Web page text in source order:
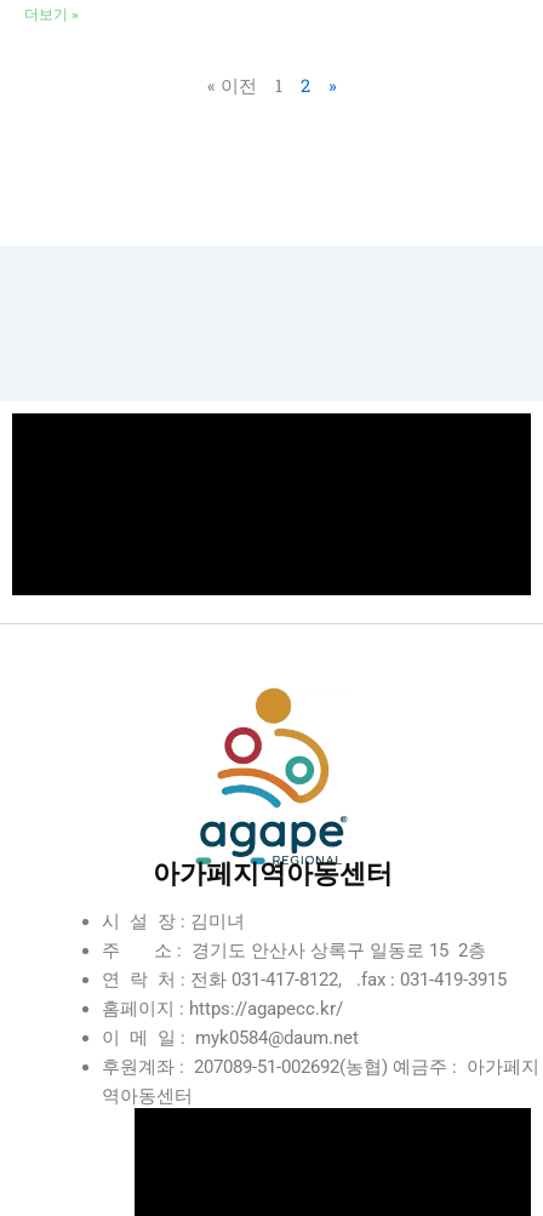
더보기 »
« 이전 1 2 »
아가페지역아동센터
시 설 장 : 김미녀
주 소 : 경기도 안산사 상록구 일동로 15 2층
연 락 처 : 전화 031-417-8122, .fax : 031-419-3915
홈페이지 : https://agapecc.kr/
이 메 일 : myk0584@daum.net
후원계좌 : 207089-51-002692(농협) 예금주 : 아가페지
역아동센터